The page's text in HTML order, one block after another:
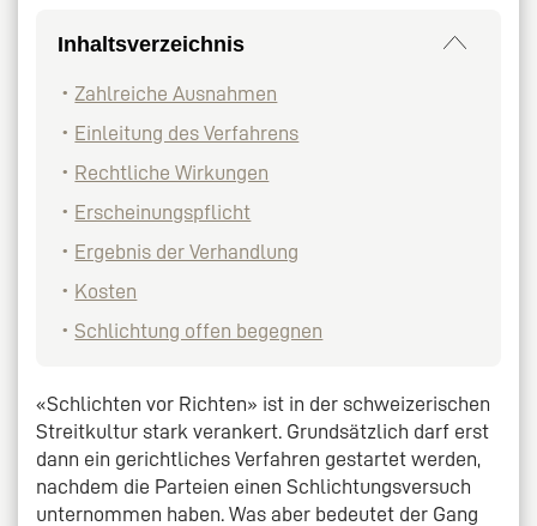
Inhaltsverzeichnis
Zahlreiche Ausnahmen
Einleitung des Verfahrens
Rechtliche Wirkungen
Erscheinungspflicht
Ergebnis der Verhandlung
Kosten
Schlichtung offen begegnen
«Schlichten vor Richten» ist in der schweizerischen
Streitkultur stark verankert. Grundsätzlich darf erst
dann ein gerichtliches Verfahren gestartet werden,
nachdem die Parteien einen Schlichtungsversuch
unternommen haben. Was aber bedeutet der Gang